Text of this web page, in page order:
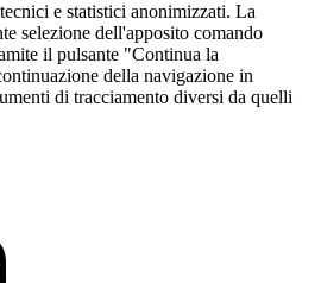
e statistici anonimizzati. La
selezione dell'apposito comando
il pulsante "Continua la
della navigazione in
di tracciamento diversi da quelli